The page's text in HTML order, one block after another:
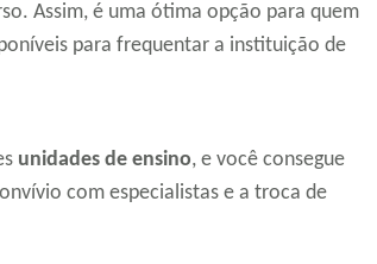
Assim, é uma ótima opção para quem
para frequentar a instituição de
unidades de ensino, e você consegue
com especialistas e a troca de